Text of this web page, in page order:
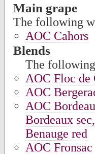
Main grape
The following
AOC Cahors
Blends
The
AOC Floc de
AOC
AOC
Bordeaux
Benauge red
AOC Fronsac